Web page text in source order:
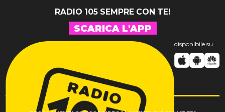
RADIO 105 SEMPRE CON TE!
SCARICA L'APP
disponibile su